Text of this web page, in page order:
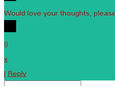
Would love your thoughts,
()
x
|Reply